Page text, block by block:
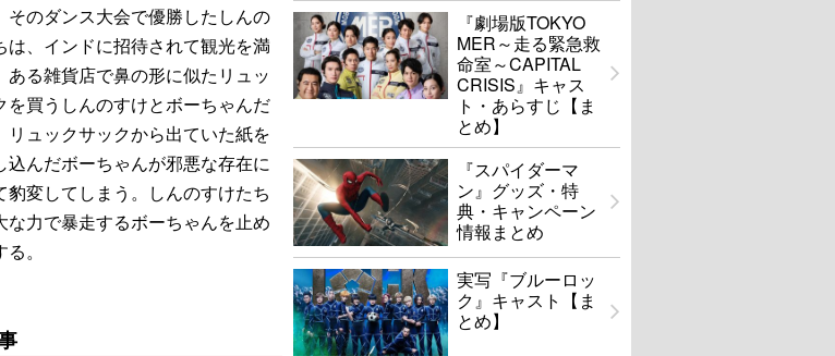
そのダンス大会で優勝したしんの
は、インドに招待されて観光を満
ある雑貨店で鼻の形に似たリュッ
を買うしんのすけとボーちゃんだ
リュックサックから出ていた紙を
込んだボーちゃんが邪悪な存在に
豹変してしまう。しんのすけたち
な力で暴走するボーちゃんを止め
。
『劇場版TOKYO
MER～走る緊急救
命室～CAPITAL
CRISIS』キャス
ト・あらすじ【ま
とめ】
『スパイダーマ
ン』グッズ・特
典・キャンペーン
情報まとめ
実写『ブルーロッ
ク』キャスト【ま
とめ】